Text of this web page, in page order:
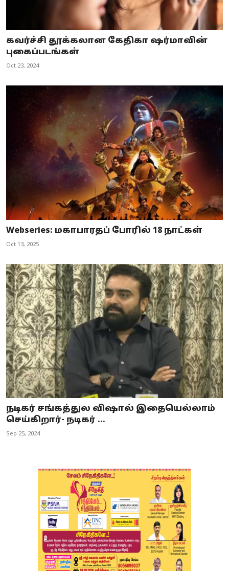
கவர்ச்சி தூக்கலான கேதிகா ஷர்மாவின்
புகைப்படங்கள்
Oct 23, 2024
Webseries: மகாபாரதப் போரில் 18 நாட்கள்
Oct 13, 2025
நடிகர் சங்கத்துல விஷால் இதையெல்லாம்
செய்கிறார்- நடிகர் ...
Sep 25, 2024